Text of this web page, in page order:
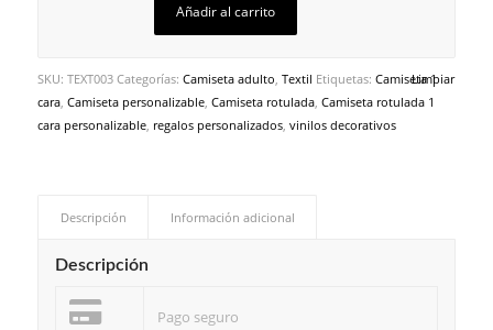
Limpiar
Añadir al carrito
SKU: TEXT003 Categorías: Camiseta adulto Textil Etiquetas: Camiseta 1
cara, Camiseta personalizable, Camiseta rotulada, Camiseta rotulada 1
cara personalizable, regalos personalizados, vinilos decorativos
Descripción Información adicional
Descripción
Pago seguro